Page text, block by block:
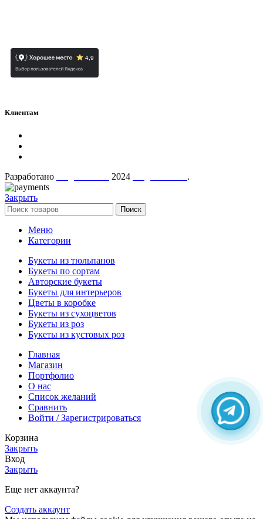
Клиентам
Разработано
2024 .
Закрыть
Поиск
Меню
Категории
Букеты из тюльпанов
Букеты по сортам
Авторские букеты
Букеты для интерьеров
Цветы в коробке
Букеты из сухоцветов
Букеты из роз
Букеты из кустовых роз
Главная
Магазин
Портфолио
О нас
Список желаний
Сравнить
Войти / Зарегистрироваться
Корзина
Закрыть
Вход
Закрыть
Еще нет аккаунта?
Создать аккаунт